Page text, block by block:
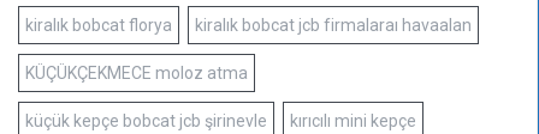
kiralık bobcat florya kiralık bobcat jcb firmalaraı havaalan
KÜÇÜKÇEKMECE moloz atma
küçük kepçe bobcat jcb şirinevle kırıcılı mini kepçe